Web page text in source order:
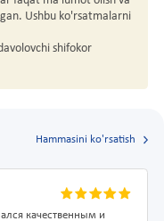
Ushbu ko'rsatmalarni
shifokor
Hammasini ko'rsatish
качественным и